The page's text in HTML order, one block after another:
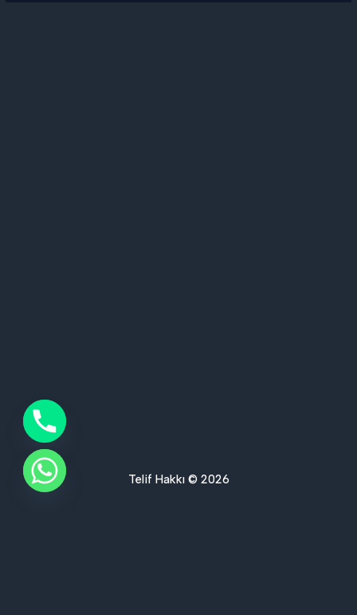
Telif Hakkı © 2026